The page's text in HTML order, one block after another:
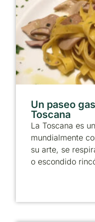
Un paseo
Toscana
La Toscana es
mundialmente
su arte, se
o escondido